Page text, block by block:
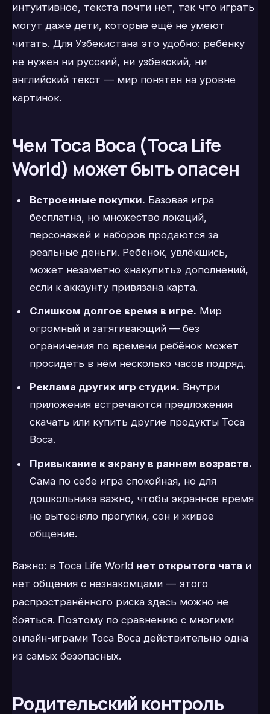
интуитивное, текста почти нет, так что играть
могут даже дети, которые ещё не умеют
читать. Для Узбекистана это удобно: ребёнку
не нужен ни русский, ни узбекский, ни
английский текст — мир понятен на уровне
картинок.
Чем Toca Boca (Toca Life
World) может быть опасен
Встроенные покупки. Базовая игра
бесплатна, но множество локаций,
персонажей и наборов продаются за
реальные деньги. Ребёнок, увлёкшись,
может незаметно «накупить» дополнений,
если к аккаунту привязана карта.
Слишком долгое время в игре. Мир
огромный и затягивающий — без
ограничения по времени ребёнок может
просидеть в нём несколько часов подряд.
Реклама других игр студии. Внутри
приложения встречаются предложения
скачать или купить другие продукты Toca
Boca.
Привыкание к экрану в раннем возрасте.
Сама по себе игра спокойная, но для
дошкольника важно, чтобы экранное время
не вытесняло прогулки, сон и живое
общение.
Важно: в Toca Life World нет открытого чата и
нет общения с незнакомцами — этого
распространённого риска здесь можно не
бояться. Поэтому по сравнению с многими
онлайн-играми Toca Boca действительно одна
из самых безопасных.
Родительский контроль